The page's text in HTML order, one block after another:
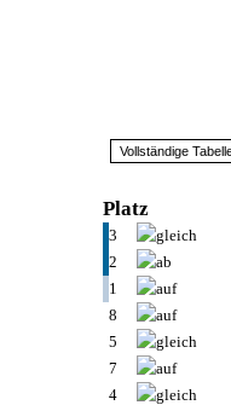
Platz
3
2
1
8
5
7
4